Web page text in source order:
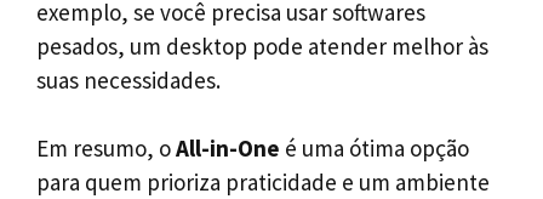
exemplo, se você precisa usar softwares
pesados, um desktop pode atender melhor às
suas necessidades.
Em resumo, oAll-in-One é uma ótima opção
para quem prioriza praticidade e um ambiente